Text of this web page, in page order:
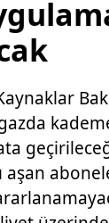
aşan